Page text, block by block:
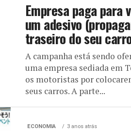
Empresa paga para
um adesivo
traseiro do seu
A campanha está sendo
uma empresa sediada em
os motoristas por
seus carros. A parte...
ECONOMIA 3 anos atrás